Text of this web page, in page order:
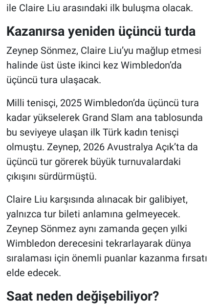
ile Claire Liu arasındaki ilk buluşma olacak.
Kazanırsa yeniden üçüncü turda
Zeynep Sönmez, Claire Liu’yu mağlup etmesi
halinde üst üste ikinci kez Wimbledon’da
üçüncü tura ulaşacak.
Milli tenisçi, 2025 Wimbledon’da üçüncü tura
kadar yükselerek Grand Slam ana tablosunda
bu seviyeye ulaşan ilk Türk kadın tenisçi
olmuştu. Zeynep, 2026 Avustralya Açık’ta da
üçüncü tur görerek büyük turnuvalardaki
çıkışını sürdürmüştü.
Claire Liu karşısında alınacak bir galibiyet,
yalnızca tur bileti anlamına gelmeyecek.
Zeynep Sönmez aynı zamanda geçen yılki
Wimbledon derecesini tekrarlayarak dünya
sıralaması için önemli puanlar kazanma fırsatı
elde edecek.
Saat neden değişebiliyor?